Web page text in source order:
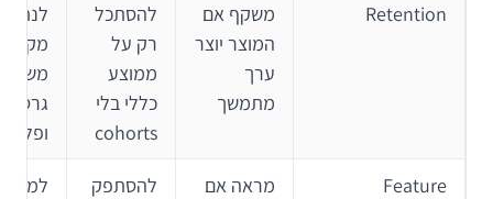
Retention
משקף אם
המוצר יוצר
ערך
מתמשך
להסתכל
רק על
ממוצע
כללי בלי
cohorts
לנתח
מקור
גרסה
Feature
מראה אם
להסתפק
למדוד